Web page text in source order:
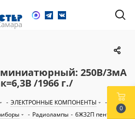
250В/3мА
/1966 г./
- ЭЛЕКТРОННЫЕ КОМПОНЕНТЫ
-
- Радиолампы - 6Ж32П пентод
0